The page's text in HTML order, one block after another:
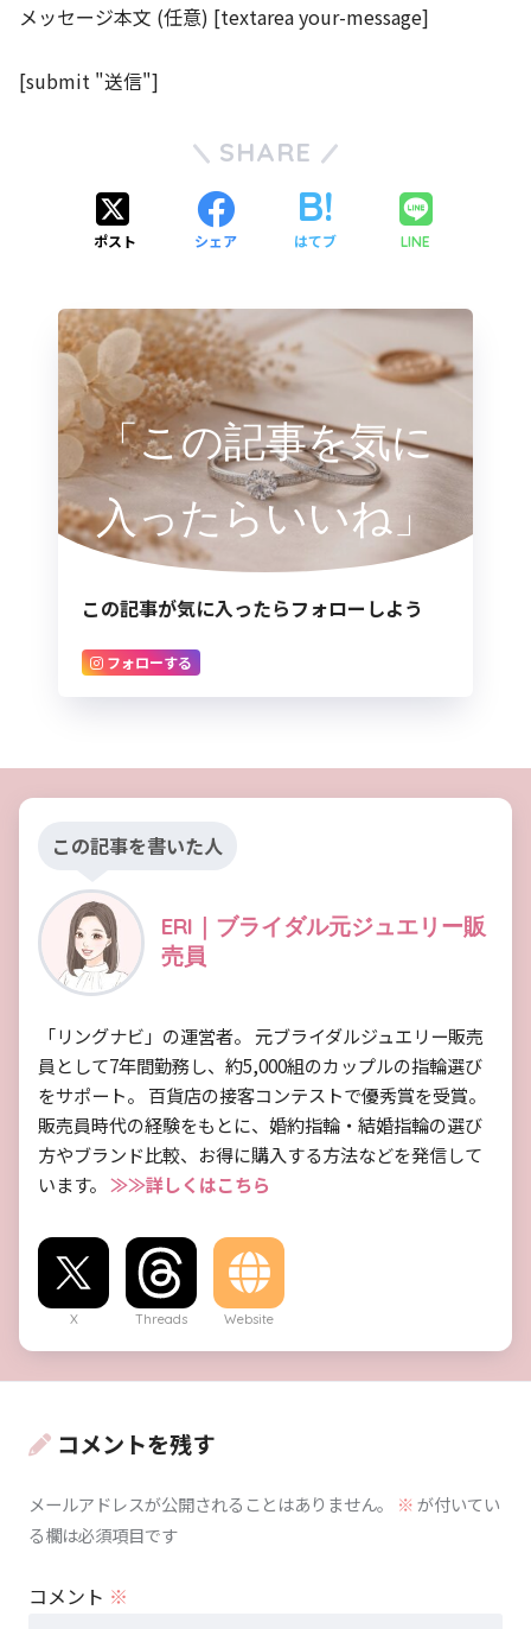
メッセージ本文 (任意) [textarea your-message]
[submit "送信"]
SHARE
ポスト シェア はてブ LINE
「この記事を気に
入ったらいいね」
この記事が気に入ったらフォローしよう
フォローする
この記事を書いた人
ERI｜ブライダル元ジュエリー販
売員
「リングナビ」の運営者。 元ブライダルジュエリー販売
員として7年間勤務し、約5,000組のカップルの指輪選び
をサポート。 百貨店の接客コンテストで優秀賞を受賞。
販売員時代の経験をもとに、婚約指輪・結婚指輪の選び
方やブランド比較、お得に購入する方法などを発信して
います。 ≫≫詳しくはこちら
X Threads Website
コメントを残す
メールアドレスが公開されることはありません。 ※が付いてい
る欄は必須項目です
コメント ※